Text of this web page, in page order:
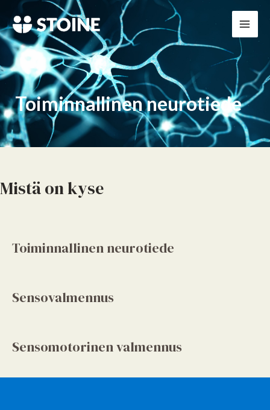
sisältöön
Toiminnallinen neurotiede
Mistä on kyse
Toiminnallinen neurotiede
Sensovalmennus
Sensomotorinen valmennus